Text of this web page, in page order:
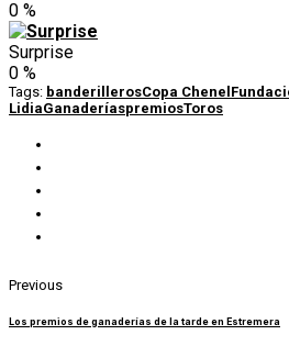
0 %
Surprise
0 %
Tags: banderillerosCopa Chenel
LidiaGanaderíaspremiosToros
Previous
Los premios de ganaderías de la tarde en Estremera